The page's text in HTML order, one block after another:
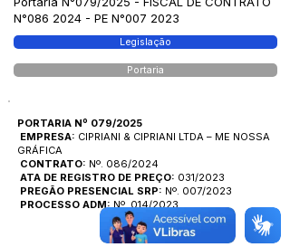
N°086 2024 - PE N°007 2023
Legislação
Portaria
PORTARIA Nº 079/2025
EMPRESA: CIPRIANI & CIPRIANI LTDA – ME NOSSA
GRÁFICA
CONTRATO: Nº. 086/2024
ATA DE REGISTRO DE PREÇO: 031/2023
PREGÃO PRESENCIAL SRP: Nº. 007/2023
PROCESSO ADM:Nº. 014/2023